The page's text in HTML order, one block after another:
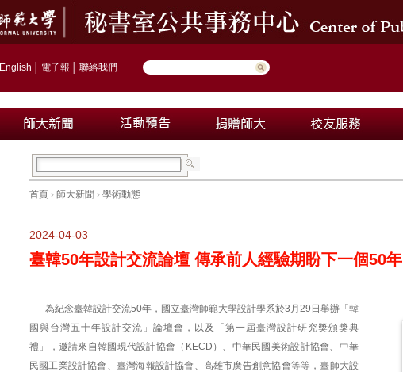
English 電子報 聯絡我們
首頁 › 師大新聞 › 學術動態
2024-04-03
臺韓50年設計交流論壇 傳承前人經驗期盼下一個50年
為紀念臺韓設計交流50年，國立臺灣師範大學設計學系於3月29日舉辦「韓
國與台灣五十年設計交流」論壇會，以及「第一屆臺灣設計研究獎頒獎典
禮」，邀請來自韓國現代設計協會（KECD）、中華民國美術設計協會、中華
民國工業設計協會、臺灣海報設計協會、高雄市廣告創意協會等等，臺師大設